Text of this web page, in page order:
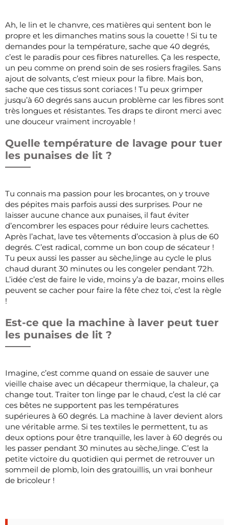
Ah, le lin et le chanvre, ces matières qui sentent bon le
propre et les dimanches matins sous la couette ! Si tu te
demandes pour la température, sache que 40 degrés,
c’est le paradis pour ces fibres naturelles. Ça les respecte,
un peu comme on prend soin de ses rosiers fragiles. Sans
ajout de solvants, c’est mieux pour la fibre. Mais bon,
sache que ces tissus sont coriaces ! Tu peux grimper
jusqu’à 60 degrés sans aucun problème car les fibres sont
très longues et résistantes. Tes draps te diront merci avec
une douceur vraiment incroyable !
Quelle température de lavage pour tuer
les punaises de lit ?
Tu connais ma passion pour les brocantes, on y trouve
des pépites mais parfois aussi des surprises. Pour ne
laisser aucune chance aux punaises, il faut éviter
d’encombrer les espaces pour réduire leurs cachettes.
Après l’achat, lave tes vêtements d’occasion à plus de 60
degrés. C’est radical, comme un bon coup de sécateur !
Tu peux aussi les passer au sèche,linge au cycle le plus
chaud durant 30 minutes ou les congeler pendant 72h.
L’idée c’est de faire le vide, moins y’a de bazar, moins elles
peuvent se cacher pour faire la fête chez toi, c’est la règle
!
Est-ce que la machine à laver peut tuer
les punaises de lit ?
Imagine, c’est comme quand on essaie de sauver une
vieille chaise avec un décapeur thermique, la chaleur, ça
change tout. Traiter ton linge par le chaud, c’est la clé car
ces bêtes ne supportent pas les températures
supérieures à 60 degrés. La machine à laver devient alors
une véritable arme. Si tes textiles le permettent, tu as
deux options pour être tranquille, les laver à 60 degrés ou
les passer pendant 30 minutes au sèche,linge. C’est la
petite victoire du quotidien qui permet de retrouver un
sommeil de plomb, loin des gratouillis, un vrai bonheur
de bricoleur !